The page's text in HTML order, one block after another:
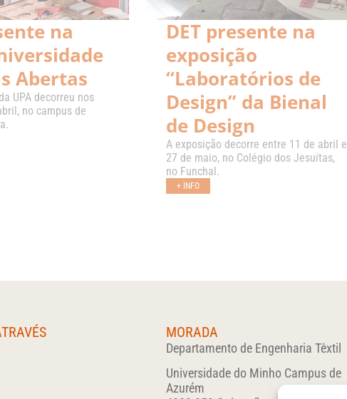
na
Abertas
UPA decorreu nos
no campus de
DET presente na
exposição
“Laboratórios de
Design” da Bienal
de Design
A exposição decorre entre 11 de abril e
27 de maio, no Colégio dos Jesuítas,
no Funchal.
+ INFO
MORADA
Departamento de Engenharia Têxtil
Universidade do Minho Campus de
Azurém